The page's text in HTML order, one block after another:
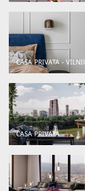
CASA PRIVATA -
CASA PRIVATA